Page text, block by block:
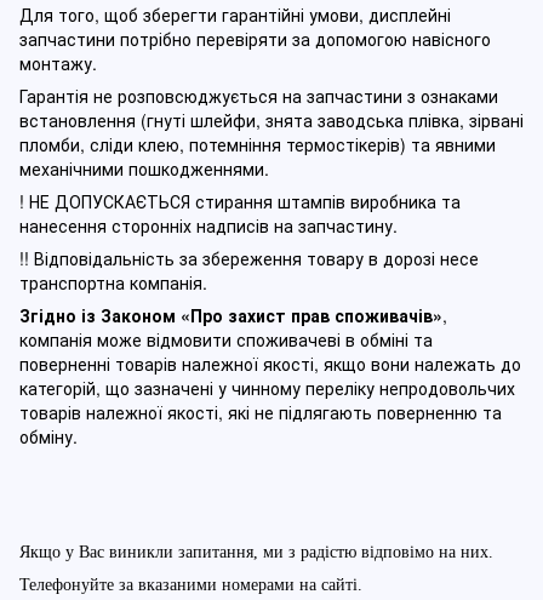
Для того, щоб зберегти гарантійні умови, дисплейні
запчастини потрібно перевіряти за допомогою навісного
монтажу.
Гарантія не розповсюджується на запчастини з ознаками
встановлення (гнуті шлейфи, знята заводська плівка, зірвані
пломби, сліди клею, потемніння термостікерів) та явними
механічними пошкодженнями.
! НЕ ДОПУСКАЄТЬСЯ стирання штампів виробника та
нанесення сторонніх надписів на запчастину.
!! Відповідальність за збереження товару в дорозі несе
транспортна компанія.
Згідно із Законом «Про захист прав споживачів»,
компанія може відмовити споживачеві в обміні та
поверненні товарів належної якості, якщо вони належать до
категорій, що зазначені у чинному переліку непродовольчих
товарів належної якості, які не підлягають поверненню та
обміну.
Якщо у Вас виникли запитання, ми з радістю відповімо на них.
Телефонуйте за вказаними номерами на сайті.